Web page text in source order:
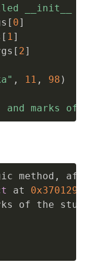
__init__
[ 0]
[ 1]
[ 2]
, 11 , 98 )
and marks
method ,
at 0x3701290
of the